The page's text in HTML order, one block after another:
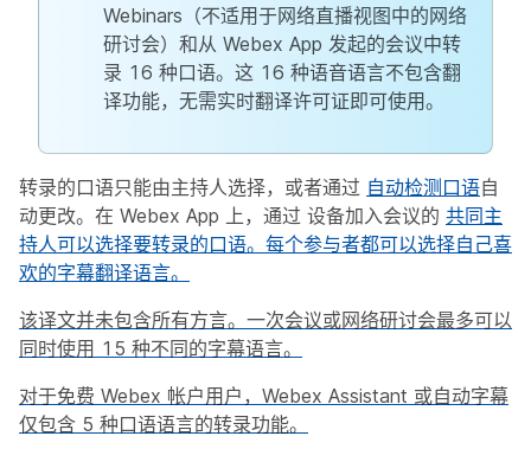
Webinars（不适用于网络直播视图中的网络
研讨会）和从 Webex App 发起的会议中转
录 16 种口语。这 16 种语音语言不包含翻
译功能，无需实时翻译许可证即可使用。
转录的口语只能由主持人选择，或者通过 自动检测口语自
动更改。在 Webex App 上，通过 设备加入会议的 共同主
持人可以选择要转录的口语。每个参与者都可以选择自己喜
欢的字幕翻译语言。
该译文并未包含所有方言。一次会议或网络研讨会最多可以
同时使用 15 种不同的字幕语言。
对于免费 Webex 帐户用户，Webex Assistant 或自动字幕
仅包含 5 种口语语言的转录功能。